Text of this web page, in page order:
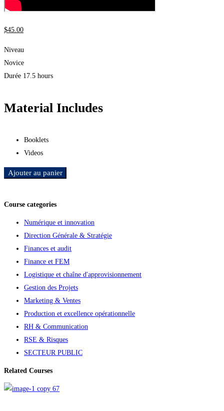
$45 .00
Niveau
Novice
Durée 17.5 hours
Material Includes
Booklets
Videos
Ajouter au panier
Course categories
Numérique et innovation
Direction Générale & Stratégie
Finances et audit
Finance et FEM
Logistique et chaîne d'approvisionnement
Gestion des Projets
Marketing & Ventes
Production et excellence opérationnelle
RH & Communication
RSE & Risques
SECTEUR PUBLIC
Related Courses